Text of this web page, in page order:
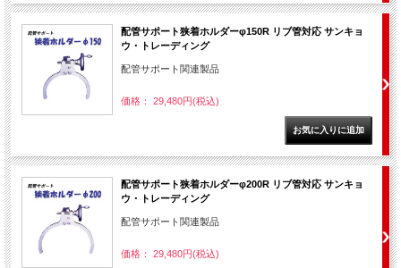
配管サポート狭着ホルダーφ150R リブ管対応 サンキョ
ウ・トレーディング
配管サポート関連製品
価格： 29,480円(税込)
配管サポート狭着ホルダーφ200R リブ管対応 サンキョ
ウ・トレーディング
配管サポート関連製品
価格： 29,480円(税込)